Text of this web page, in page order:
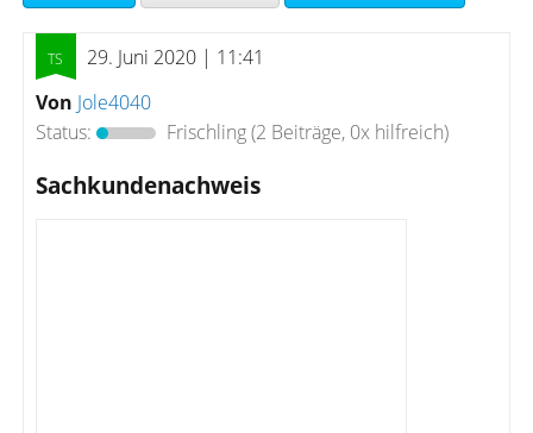
29. Juni 2020 | 11:41
Von Jole4040
Status:
Frischling(2 Beiträge, 0x hilfreich)
Sachkundenachweis